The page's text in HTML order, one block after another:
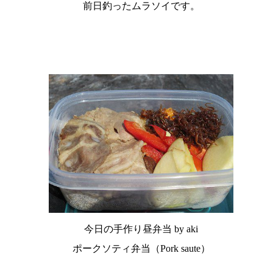
前日釣ったムラソイです。
今日の手作り昼弁当 by aki
ポークソティ弁当（Pork saute）